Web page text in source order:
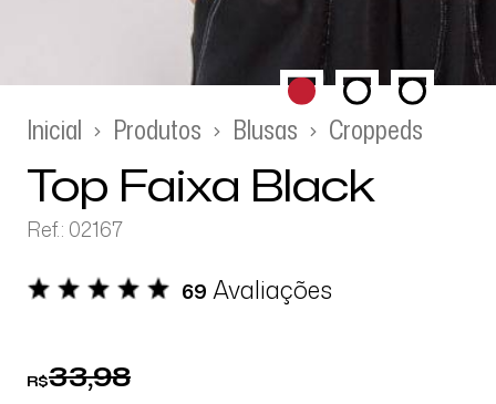
Inicial Produtos Blusas Croppeds
Top Faixa Black
Ref.: 02167
69 Avaliações
R$33,98